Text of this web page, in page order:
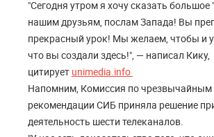
"Сегодня утром я хочу сказать большое
нашим друзьям, послам Запада! Вы
прекрасный урок! Мы желаем, чтобы и у
что вы создали здесь!", — написал Кику,
цитирует unimedia.info
Напомним, Комиссия по чрезвычайным
рекомендации СИБ приняла решение
деятельность шести телеканалов.